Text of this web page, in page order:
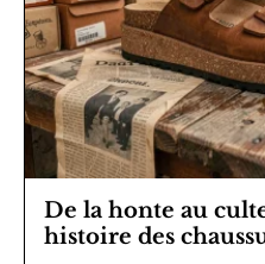
De la honte au
histoire des